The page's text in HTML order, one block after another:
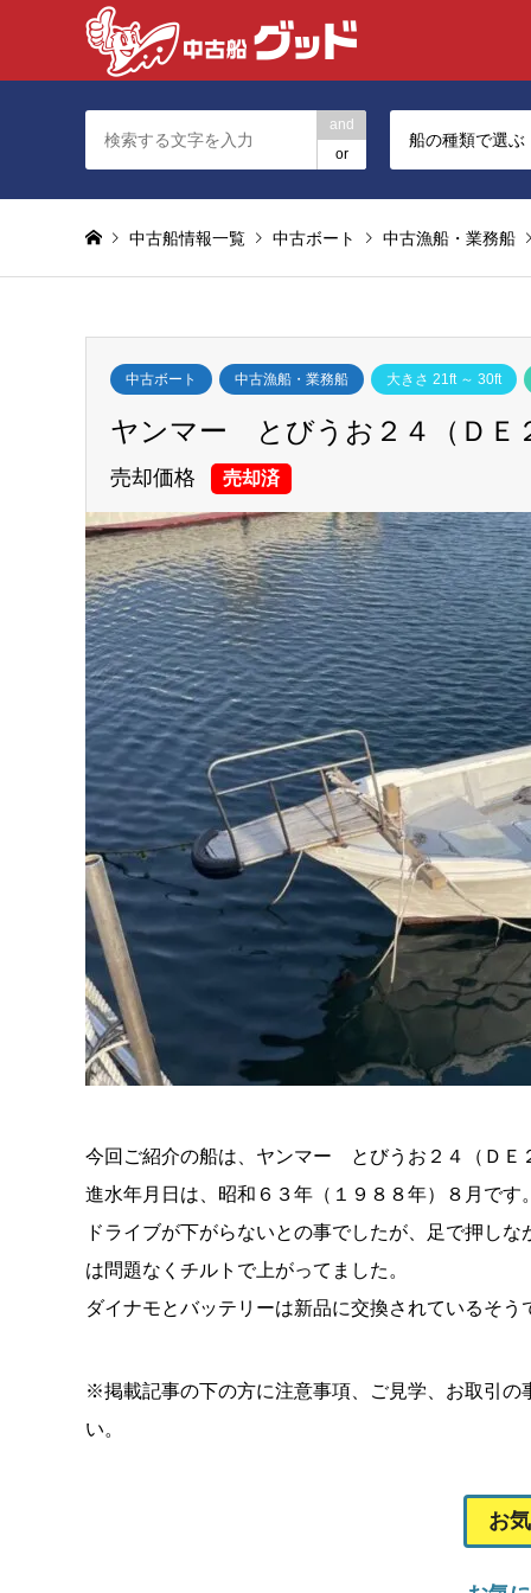
and
or
船の種類で選ぶ
中古船情報一覧 中古ボート 中古漁船・業務船
中古ボート 中古漁船・業務船 大きさ 21ft ～ 30ft
ヤンマー とびうお２４（ＤＥ
売却価格 売却済
今回ご紹介の船は、ヤンマー とびうお２４（ＤＥ
進水年月日は、昭和６３年（１９８８年）８月です
ドライブが下がらないとの事でしたが、足で押し
は問題なくチルトで上がってました。
ダイナモとバッテリーは新品に交換されているそう
※掲載記事の下の方に注意事項、ご見学、お取引
い。
お